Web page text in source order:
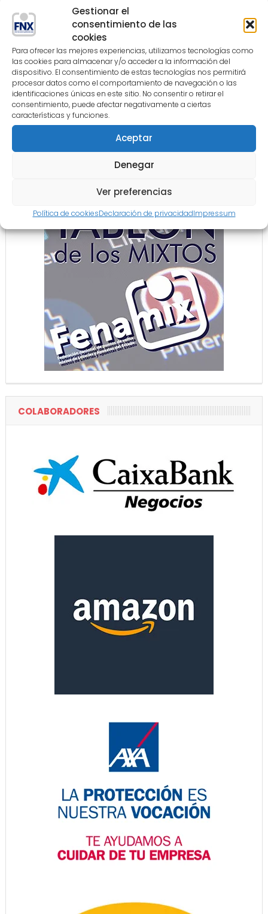
Gestionar el
consentimiento de las
cookies
Para ofrecer las mejores experiencias, utilizamos tecnologías como
las cookies para almacenar y/o acceder a la información del
dispositivo. El consentimiento de estas tecnologías nos permitirá
procesar datos como el comportamiento de navegación o las
identificaciones únicas en este sitio. No consentir o retirar el
consentimiento, puede afectar negativamente a ciertas
características y funciones.
Aceptar
Denegar
Ver preferencias
Política de cookiesDeclaración de privacidadImpressum
LINEAS ROJAS – EDITORIAL
julio 28, 2026
COLABORADORES